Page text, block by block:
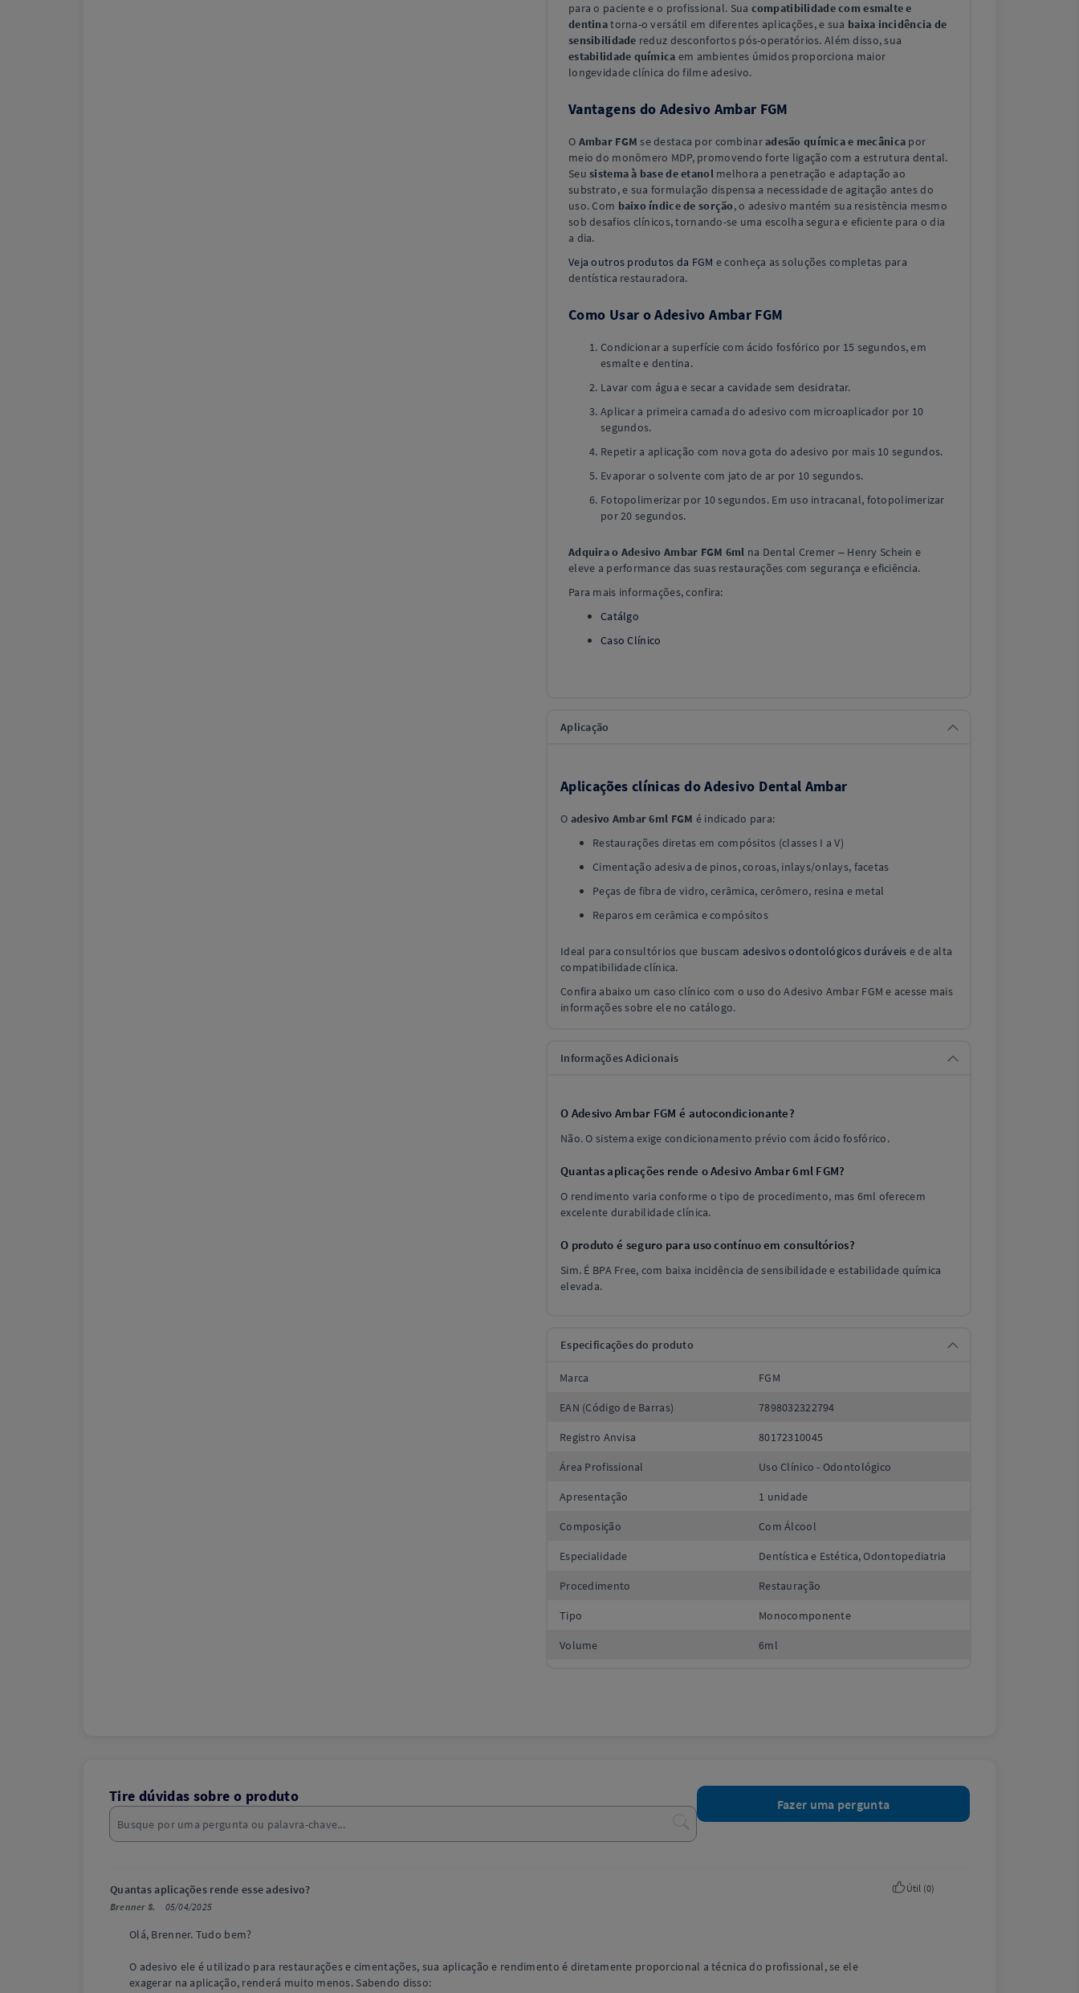
para o paciente e o profissional. Sua compatibilidade com esmalte e
dentinatorna-o versátil em diferentes aplicações, e sua baixa incidência de
sensibilidade reduz desconfortos pós-operatórios. Além disso, sua
estabilidade química em ambientes úmidos proporciona maior
longevidade clínica do filme adesivo.
Vantagens do Adesivo Ambar FGM
O Ambar FGM se destaca por combinaradesão química e mecânica por
meio do monômero MDP, promovendo forte ligação com a estrutura dental.
Seusistema à base de etanolmelhora a penetração e adaptação ao
substrato, e sua formulação dispensa a necessidade de agitação antes do
uso. Com baixo índice de sorção, o adesivo mantém sua resistência mesmo
sob desafios clínicos, tornando-se uma escolha segura e eficiente para o dia
a dia.
Veja outros produtos da FGM e conheça as soluções completas para
dentística restauradora.
Como Usar o Adesivo Ambar FGM
Condicionar a superfície com ácido fosfórico por 15 segundos, em
esmalte e dentina.
Lavar com água e secar a cavidade sem desidratar.
Aplicar a primeira camada do adesivo com microaplicador por 10
segundos.
Repetir a aplicação com nova gota do adesivo por mais 10 segundos.
Evaporar o solvente com jato de ar por 10 segundos.
Fotopolimerizar por 10 segundos. Em uso intracanal, fotopolimerizar
por 20 segundos.
Adquira o Adesivo Ambar FGM 6ml na Dental Cremer – Henry Schein e
eleve a performance das suas restaurações com segurança e eficiência.
Para mais informações, confira:
Catálgo
Caso Clínico
Aplicação
Aplicações clínicas do Adesivo Dental Ambar
O adesivo Ambar 6ml FGM é indicado para:
Restaurações diretas em compósitos (classes I a V)
Cimentação adesiva de pinos, coroas, inlays/onlays, facetas
Peças de fibra de vidro, cerâmica, cerômero, resina e metal
Reparos em cerâmica e compósitos
Ideal para consultórios que buscam adesivos odontológicos duráveis e de alta
compatibilidade clínica.
Confira abaixo um caso clínico com o uso do Adesivo Ambar FGM e acesse mais
informações sobre ele no catálogo.
Informações Adicionais
O Adesivo Ambar FGM é autocondicionante?
Não. O sistema exige condicionamento prévio com ácido fosfórico.
Quantas aplicações rende o Adesivo Ambar 6ml FGM?
O rendimento varia conforme o tipo de procedimento, mas 6ml oferecem
excelente durabilidade clínica.
O produto é seguro para uso contínuo em consultórios?
Sim. É BPA Free, com baixa incidência de sensibilidade e estabilidade química
elevada.
Especificações do produto
Marca FGM
EAN (Código de Barras) 7898032322794
Registro Anvisa 80172310045
Área Profissional Uso Clínico - Odontológico
Apresentação 1 unidade
Composição Com Álcool
Especialidade Dentística e Estética, Odontopediatria
Procedimento Restauração
Tipo Monocomponente
Volume 6ml
Tire dúvidas sobre o produto Fazer uma pergunta
Quantas aplicações rende esse adesivo?
Brenner S. 05/04/2025
Olá, Brenner. Tudo bem?
O adesivo ele é utilizado para restaurações e cimentações, sua aplicação e rendimento é diretamente proporcional a técnica do profissional, se ele
exagerar na aplicação, renderá muito menos. Sabendo disso:
Útil (0)